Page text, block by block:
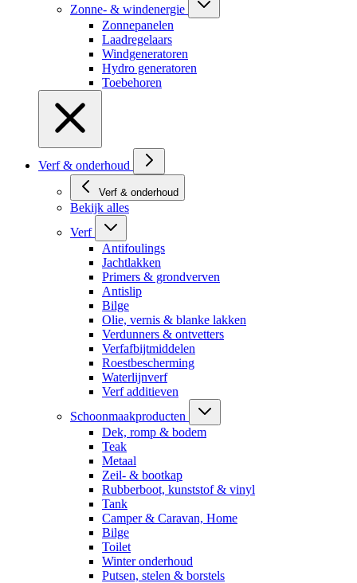
Zonne- & windenergie
Zonnepanelen
Laadregelaars
Windgeneratoren
Hydro generatoren
Toebehoren
Verf & onderhoud
Verf & onderhoud
Bekijk alles
Verf
Antifoulings
Jachtlakken
Primers & grondverven
Antislip
Bilge
Olie, vernis & blanke lakken
Verdunners & ontvetters
Verfafbijtmiddelen
Roestbescherming
Waterlijnverf
Verf additieven
Schoonmaakproducten
Dek, romp & bodem
Teak
Metaal
Zeil- & bootkap
Rubberboot, kunststof & vinyl
Tank
Camper & Caravan, Home
Bilge
Toilet
Winter onderhoud
Putsen, stelen & borstels